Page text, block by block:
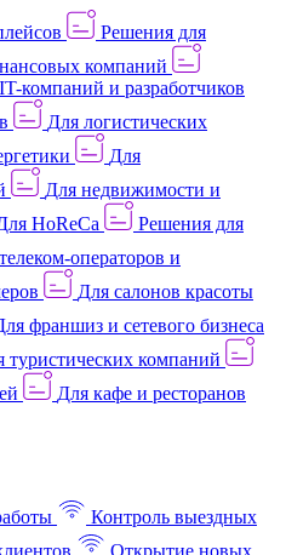
Решения для
компаний
компаний и разработчиков
Для логистических
Для
Для недвижимости и
HoReCa
Решения для
операторов и
Для салонов красоты
франшиз и сетевого бизнеса
туристических компаний
Для кафе и ресторанов
Контроль выездных
Открытие новых